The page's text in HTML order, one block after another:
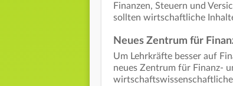
Finanzen, Steuern und
sollten wirtschaftliche
Neues Zentrum für
Um Lehrkräfte besser auf
neues Zentrum für Finanz-